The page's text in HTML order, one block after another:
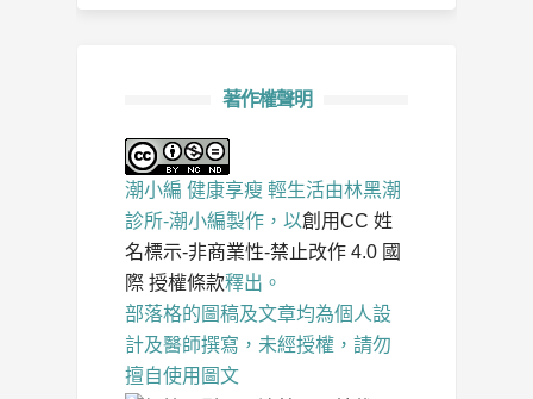
著作權聲明
潮小編 健康享瘦 輕生活由林黑潮
診所-潮小編製作，以創用CC 姓
名標示-非商業性-禁止改作 4.0 國
際 授權條款釋出。
部落格的圖稿及文章均為個人設
計及醫師撰寫，未經授權，請勿
擅自使用圖文